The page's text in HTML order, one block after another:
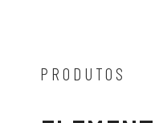
PRODUTOS